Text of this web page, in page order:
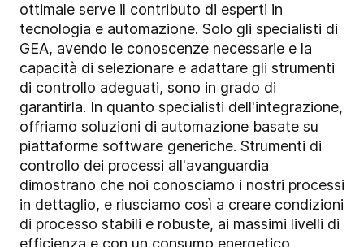
ottimale serve il contributo di esperti in
tecnologia e automazione. Solo gli specialisti di
GEA, avendo le conoscenze necessarie e la
capacità di selezionare e adattare gli strumenti
di controllo adeguati, sono in grado di
garantirla. In quanto specialisti dell'integrazione,
offriamo soluzioni di automazione basate su
piattaforme software generiche. Strumenti di
controllo dei processi all'avanguardia
dimostrano che noi conosciamo i nostri processi
in dettaglio, e riusciamo così a creare condizioni
di processo stabili e robuste, ai massimi livelli di
efficienza e con un consumo energetico